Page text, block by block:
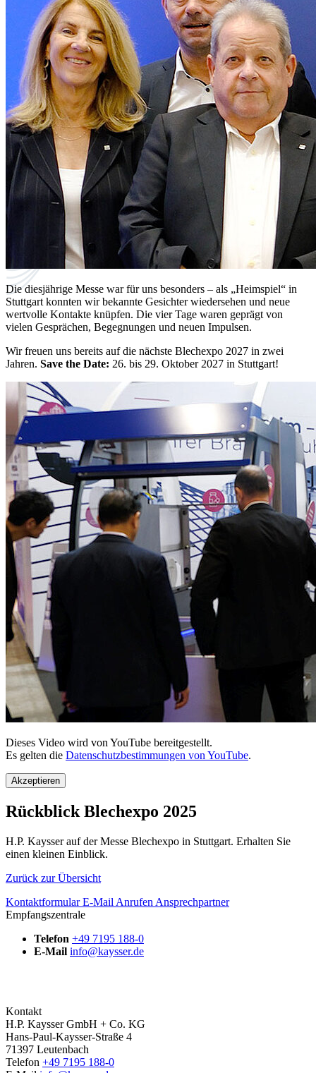
Die diesjährige Messe war für uns besonders – als „Heimspiel“ in
Stuttgart konnten wir bekannte Gesichter wiedersehen und neue
wertvolle Kontakte knüpfen. Die vier Tage waren geprägt von
vielen Gesprächen, Begegnungen und neuen Impulsen.
Wir freuen uns bereits auf die nächste Blechexpo 2027 in zwei
Jahren. Save the Date: 26. bis 29. Oktober 2027 in Stuttgart!
Dieses Video wird von YouTube bereitgestellt.
Es gelten die Datenschutzbestimmungen von YouTube.
Akzeptieren
Rückblick Blechexpo 2025
H.P. Kaysser auf der Messe Blechexpo in Stuttgart. Erhalten Sie
einen kleinen Einblick.
Zurück zur Übersicht
Kontaktformular E-Mail Anrufen Ansprechpartner
Empfangszentrale
Telefon +49 7195 188-0
E-Mail info@kaysser.de
Kontakt
H.P. Kaysser GmbH + Co. KG
Hans-Paul-Kaysser-Straße 4
71397 Leutenbach
Telefon +49 7195 188-0